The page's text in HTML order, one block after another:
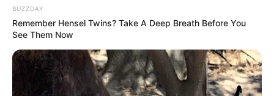
BUZZDAY
Remember Hensel Twins? Take A Deep Breath Before You
See Them Now